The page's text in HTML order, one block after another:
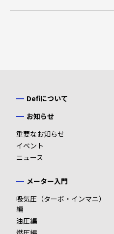
Defiについて
お知らせ
重要なお知らせ
イベント
ニュース
メーター入門
吸気圧（ターボ・インマニ）
編
油圧編